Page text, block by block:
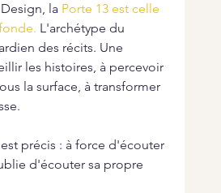
la Porte 13 est celle
L'archétype du
des récits. Une
les histoires, à percevoir
la surface, à transformer
précis : à force d'écouter
d'écouter sa propre